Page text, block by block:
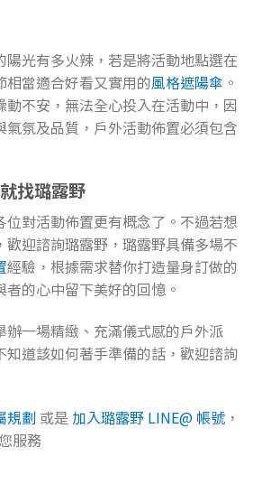
光有多火辣，若是將活動地點選在
相當適合好看又實用的風格遮陽傘 。
不安，無法全心投入在活動中，因
氣氛及品質，戶外活動佈置必須包含
找璐露野
位對活動佈置更有概念了。不過若想
迎諮詢璐露野，璐露野具備多場不
經驗，根據需求替你打造量身訂做的
的心中留下美好的回憶。
辦一場精緻、充滿儀式感的戶外派
知道該如何著手準備的話，歡迎諮詢
規劃 或是 加入璐露野 LINE@ 帳號 ，
服務